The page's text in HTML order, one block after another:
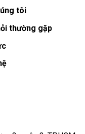
tôi
thường gặp